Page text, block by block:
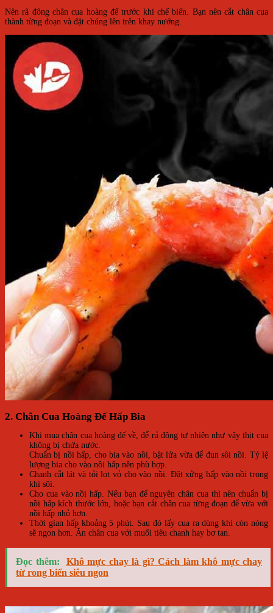
Nên rã đông chân cua hoàng đế trước khi chế biến. Bạn nên cắt chân cua
thành từng đoạn và đặt chúng lên trên khay nướng.
2. Chân Cua Hoàng Đế Hấp Bia
Khi mua chân cua hoàng đế về, để rả đông tự nhiên như vậy thịt cua
không bị chứa nước.
Chuẩn bị nồi hấp, cho bia vào nồi, bật lửa vừa để đun sôi nồi. Tỷ lệ
lượng bia cho vào nồi hấp nên phù hợp.
Chanh cắt lát và tỏi lọt vỏ cho vào nồi. Đặt xửng hấp vào nồi trong
khi sôi.
Cho cua vào nồi hấp. Nếu bạn để nguyên chân cua thì nên chuẩn bị
nồi hấp kích thước lớn, hoặc bạn cắt chân cua từng đoạn để vừa với
nồi hấp nhỏ hơn.
Thời gian hấp khoảng 5 phút. Sau đó lấy cua ra dùng khi còn nóng
sẽ ngon hơn. Ăn chân cua với muối tiêu chanh hay bơ tan.
Đọc thêm:
Khô mực chay là gì? Cách làm khô mực chay
từ rong biển siêu ngon